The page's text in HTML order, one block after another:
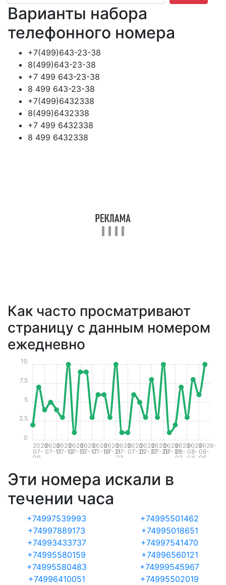
Варианты набора
телефонного номера
+7(499)643-23-38
8(499)643-23-38
+7 499 643-23-38
8 499 643-23-38
+7(499)6432338
8(499)6432338
+7 499 6432338
8 499 6432338
Как часто просматривают
страницу с данным номером
ежедневно
2026-
07-
09
2026-
07-11
2026-
07-13
2026-
07-15
2026-
07-17
2026-
07-19
2026-
07-21
2026-
07-
23
2026-
07-25
2026-
07-27
2026-
07-29
2026-
07-31
2026-
08-
02
2026-
08-
04
2026-
08-
06
0
2.5
5
7.5
10
Эти номера искали в
течении часа
+74997539993
+74995501462
+74997889173
+74995018651
+74993433737
+74997541470
+74995580159
+74996560121
+74995580483
+74999545967
+74996410051
+74995502019